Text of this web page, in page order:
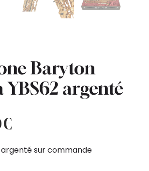
Baryton
YBS62 argenté
€
sur commande